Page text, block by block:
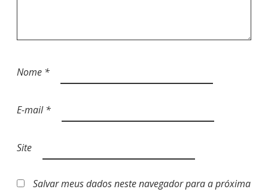
Nome *
E-mail*
Site
Salvar meus dados neste navegador para a próxima